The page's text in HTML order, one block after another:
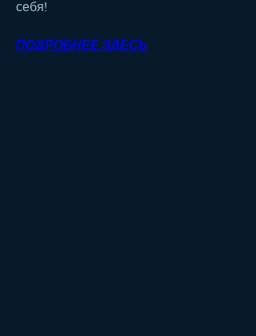
себя!
ПОДРОБНЕЕ ЗДЕСЬ